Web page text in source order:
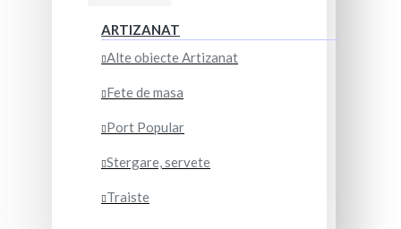
ARTIZANAT
Alte obiecte Artizanat
Fete de masa
Port Popular
Stergare, servete
Traiste